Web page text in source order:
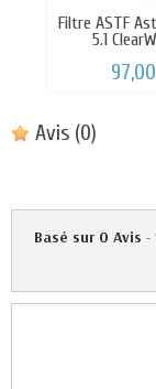
Filtre ASTF
5.1
Avis (0)
Basé sur 0 Avis -